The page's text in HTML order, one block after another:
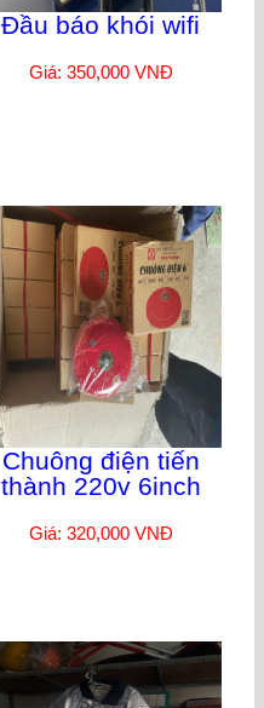
Đầu báo khói wifi
Giá: 350,000 VNĐ
Chuông điện tiến
thành 220v 6inch
Giá: 320,000 VNĐ